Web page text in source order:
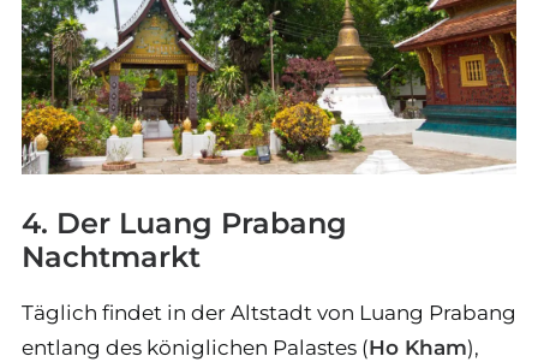
4. Der Luang Prabang
Nachtmarkt
Täglich findet in der Altstadt von Luang Prabang
entlang des königlichen Palastes (Ho Kham),